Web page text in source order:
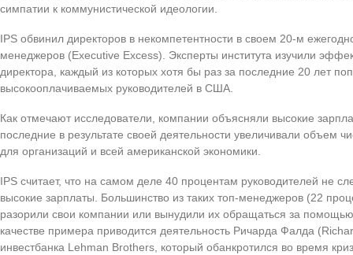
симпатии к коммунистической идеологии.
IPS обвинил директоров в некомпетентности в своем 20-м
менеджеров (Executive Excess). Эксперты института изучили
директора, каждый из которых хотя бы раз за последние 20 лет
высокооплачиваемых руководителей в США.
Как отмечают исследователи, компании объясняли высокие
последние в результате своей деятельности увеличивали объем
для организаций и всей американской экономики.
IPS считает, что на самом деле 40 процентам руководителей не
высокие зарплаты. Большинство из таких топ-менеджеров (22
разорили свои компании или вынудили их обращаться за помощью
качестве примера приводится деятельность Ричарда Фалда
инвестбанка Lehman Brothers, который обанкротился во время